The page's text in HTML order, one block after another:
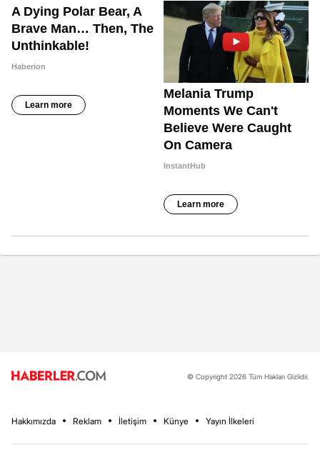
© Copyright 2026 Tüm Hakları Gizlidir.
Hakkımızda Reklam İletişim Künye Yayın İlkeleri